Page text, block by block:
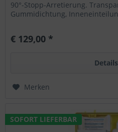
90°-Stopp-Arretierung.
Gummidichtung,
€ 129,00 *
Details
Merken
SOFORT LIEFERBAR